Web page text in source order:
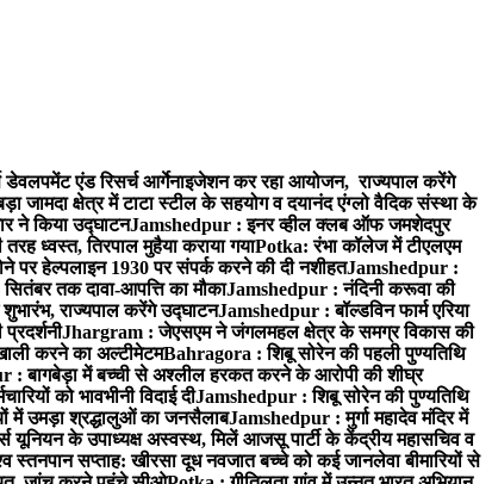
डेवलपमेंट एंड रिसर्च आर्गेनाइजेशन कर रहा आयोजन, राज्यपाल करेंगे
जामदा क्षेत्र में टाटा स्टील के सहयोग व दयानंद एंग्लो वैदिक संस्था के
ने किया उद्घाटनJamshedpur : इनर व्हील क्लब ऑफ जमशेदपुर
ध्वस्त, तिरपाल मुहैया कराया गयाPotka: रंभा कॉलेज में टीएलएम
पर हेल्पलाइन 1930 पर संपर्क करने की दी नशीहतJamshedpur :
तक दावा-आपत्ति का मौकाJamshedpur : नंदिनी करूवा की
राज्यपाल करेंगे उद्घाटनJamshedpur : बॉल्डविन फार्म एरिया
Jhargram : जेएसएम ने जंगलमहल क्षेत्र के समग्र विकास की
करने का अल्टीमेटमBahragora : शिबू सोरेन की पहली पुण्यतिथि
: बागबेड़ा में बच्ची से अश्लील हरकत करने के आरोपी की शीघ्र
को भावभीनी विदाई दीJamshedpur : शिबू सोरेन की पुण्यतिथि
में उमड़ा श्रद्धालुओं का जनसैलाबJamshedpur : मुर्गा महादेव मंदिर में
यूनियन के उपाध्यक्ष अस्वस्थ, मिलें आजसू पार्टी के केंद्रीय महासचिव व
स्तनपान सप्ताह: खीरसा दूध नवजात बच्चे को कई जानलेवा बीमारियों से